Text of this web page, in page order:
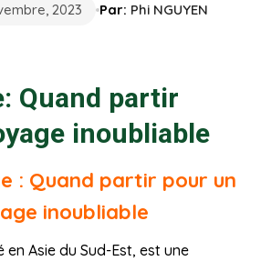
2023 Par: Phi NGUYEN
Quand partir
inoubliable
: Quand partir pour un
inoubliable
en Asie du Sud-Est, est une